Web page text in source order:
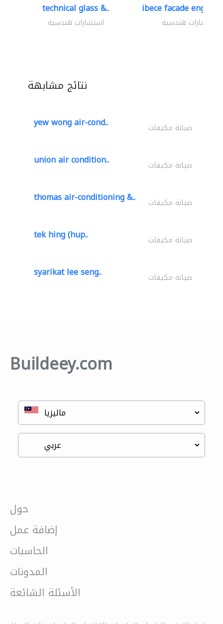
technical glass &..
استشارات هندسية
ibece facade
استشارات هندسية
نتائج مشابهة
yew wong air-cond.. صيانة مكيفات
union air condition.. صيانة مكيفات
thomas air-conditioning &.. صيانة مكيفات
tek hing (hup.. صيانة مكيفات
syarikat lee seng.. صيانة مكيفات
Buildeey.com
حول
إضافة عمل
الحاسبات
المدونات
الأسئلة الشائعة